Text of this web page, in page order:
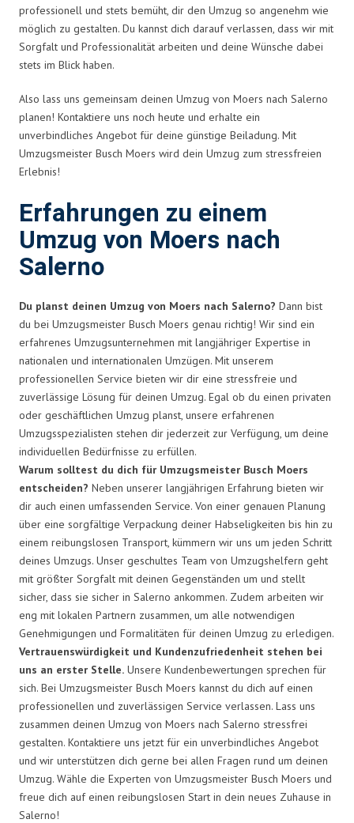
professionell und stets bemüht, dir den Umzug so angenehm wie
möglich zu gestalten. Du kannst dich darauf verlassen, dass wir mit
Sorgfalt und Professionalität arbeiten und deine Wünsche dabei
stets im Blick haben.
Also lass uns gemeinsam deinen Umzug von Moers nach Salerno
planen! Kontaktiere uns noch heute und erhalte ein
unverbindliches Angebot für deine günstige Beiladung. Mit
Umzugsmeister Busch Moers wird dein Umzug zum stressfreien
Erlebnis!
Erfahrungen zu einem
Umzug von Moers nach
Salerno
Du planst deinen Umzug von Moers nach Salerno? Dann bist
du bei Umzugsmeister Busch Moers genau richtig! Wir sind ein
erfahrenes Umzugsunternehmen mit langjähriger Expertise in
nationalen und internationalen Umzügen. Mit unserem
professionellen Service bieten wir dir eine stressfreie und
zuverlässige Lösung für deinen Umzug. Egal ob du einen privaten
oder geschäftlichen Umzug planst, unsere erfahrenen
Umzugsspezialisten stehen dir jederzeit zur Verfügung, um deine
individuellen Bedürfnisse zu erfüllen.
Warum solltest du dich für Umzugsmeister Busch Moers
entscheiden? Neben unserer langjährigen Erfahrung bieten wir
dir auch einen umfassenden Service. Von einer genauen Planung
über eine sorgfältige Verpackung deiner Habseligkeiten bis hin zu
einem reibungslosen Transport, kümmern wir uns um jeden Schritt
deines Umzugs. Unser geschultes Team von Umzugshelfern geht
mit größter Sorgfalt mit deinen Gegenständen um und stellt
sicher, dass sie sicher in Salerno ankommen. Zudem arbeiten wir
eng mit lokalen Partnern zusammen, um alle notwendigen
Genehmigungen und Formalitäten für deinen Umzug zu erledigen.
Vertrauenswürdigkeit und Kundenzufriedenheit stehen bei
uns an erster Stelle. Unsere Kundenbewertungen sprechen für
sich. Bei Umzugsmeister Busch Moers kannst du dich auf einen
professionellen und zuverlässigen Service verlassen. Lass uns
zusammen deinen Umzug von Moers nach Salerno stressfrei
gestalten. Kontaktiere uns jetzt für ein unverbindliches Angebot
und wir unterstützen dich gerne bei allen Fragen rund um deinen
Umzug. Wähle die Experten von Umzugsmeister Busch Moers und
freue dich auf einen reibungslosen Start in dein neues Zuhause in
Salerno!